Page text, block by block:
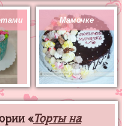
Мамочке
«Торты на